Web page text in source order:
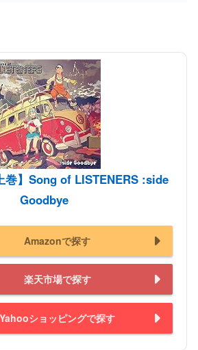
巻】Song of LISTENERS :side
Goodbye
Amazonで探す
楽天市場で探す
Yahooショッピングで探す